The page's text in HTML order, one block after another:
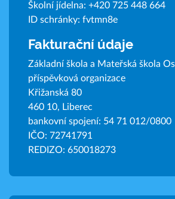
Školní jídelna: +420 725 448 664
ID schránky: fvtmn8e
Fakturační údaje
Základní škola a Mateřská škola
příspěvková organizace
Křižanská 80
460 10, Liberec
bankovní spojení: 54 71 012/0800
IČO: 72741791
REDIZO: 650018273